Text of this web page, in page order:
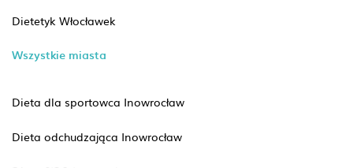
Dietetyk Włocławek
Wszystkie miasta
Dieta dla sportowca Inowrocław
Dieta odchudzająca Inowrocław